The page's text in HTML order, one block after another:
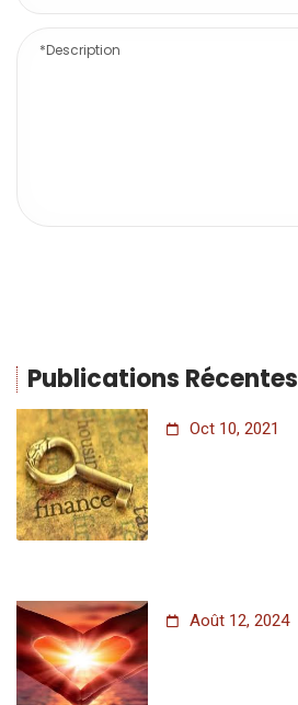
Publications Récentes
Oct 10, 2021
Août 12, 2024